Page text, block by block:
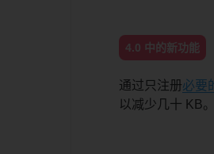
4.0 中的新功能
通过只注册必要
以减少几十 KB。